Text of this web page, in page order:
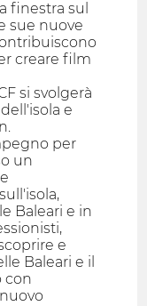
finestra sul
sue nuove
creare film
si svolgerà
e
per
un
Baleari e in
e
Baleari e il
con